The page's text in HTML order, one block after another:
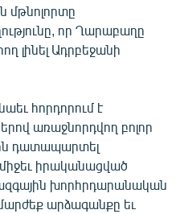
մթնոլորտը
որ Ղարաբաղը
լինել Ադրբեջանի
հորդորում է
առաջնորդվող բոլոր
դատապարտել
իրականացված
խորհրդարանական
արձագանքը եւ